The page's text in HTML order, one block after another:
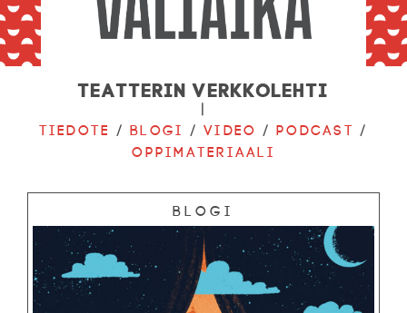
Teatterin verkkolehti
|
Tiedote /Blogi /Video /Podcast /
Oppimateriaali
Blogi